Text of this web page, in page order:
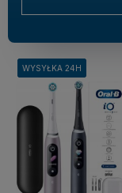
WYSYŁKA 24H
WYSYŁKA 24H
WYSYŁKA 24H
WYSYŁKA 24H